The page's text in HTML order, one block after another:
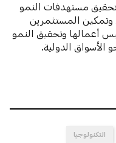
تحقيق مستهدفات النمو
وتمكين المستثمرين
أعمالها وتحقيق النمو
الأسواق الدولية.
التكنولوجيا